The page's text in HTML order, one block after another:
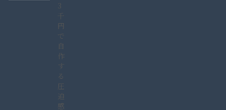
3
千
円
で
自
作
す
る
圧
迫
感